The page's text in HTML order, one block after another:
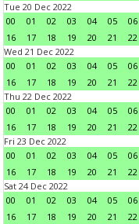
Tue 20 Dec 2022
00
01 02 03 04 05 06
16
17 18 19 20 21 22
Wed 21 Dec 2022
00
01 02 03 04 05 06
16
17 18 19 20 21 22
Thu 22 Dec 2022
00
01 02 03 04 05 06
16
17 18 19 20 21 22
Fri 23 Dec 2022
00
01 02 03 04 05 06
16
17 18 19 20 21 22
Sat 24 Dec 2022
00
01 02 03 04 05 06
16
17 18 19 20 21 22